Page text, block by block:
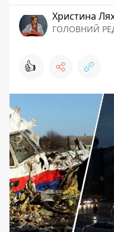
Христина
ГОЛОВНИЙ
👍